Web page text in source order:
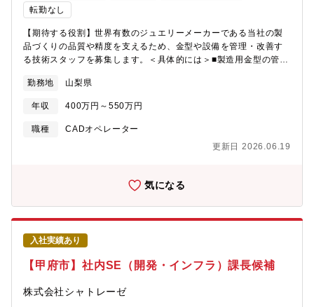
転勤なし
【期待する役割】世界有数のジュエリーメーカーである当社の製
品づくりの品質や精度を支えるため、金型や設備を管理・改善す
る技術スタッフを募集します。＜具体的には＞■製造用金型の管
検■製造工程の改善・効率化■製造現場の技術サポート【本ポジシ
ョンの魅力】■技術を活かして改善に取り組める：これまでの金型
や加工技術の経験を活かし、製造現場の改善や技術向上に携わる
ことができます。■モノづくりを支える技術職：金型や設備は製品
を担う役割です。■技術者同士で学べる環境：経験豊富な技術者が
★従業員定着率80％…各業務に要した時間を見える化し、効率よ
く業務が進められるようフォロー。また定性的な情報もきちんと
評価に組み込まれる、納得度高い評価制度です。【働きやすさ】
■UIターンの中途入社者が増加しています ■社風としては、周囲の
への配慮や顧客志向が高いことが特徴です。■年間休日120日以上/
土日祝休み/残業少なめ【同社について】■《東証スタンダード上
場企業》自己資本率60%以上を維持。創業60年以上の歴史とノウ
ハウを誇るジュエリーメーカー。盤石な経営基盤をもとに、ジュ
エリーパーツ・ジュエリー事業を展開し、貴金属アクセサリーの
製造・販売を手掛けています。■ジュエリーパーツにおいて、国内
勤務地 山梨県
年収 400万円～550万円
職種
CADオペレーター
更新日 2026.06.19
気になる
入社実績あり
【甲府市】社内SE（開発・インフラ）課長候補
株式会社シャトレーゼ